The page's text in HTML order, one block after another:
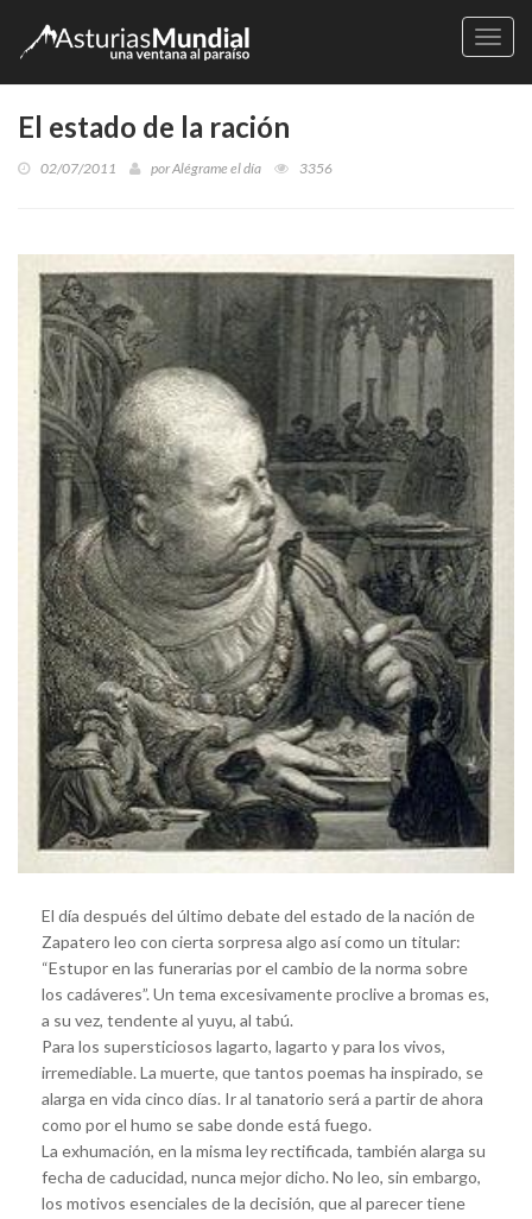
El estado de la ración
02/07/2011 porAlégrame el día 3356
El día después del último debate del estado de la nación de
Zapatero leo con cierta sorpresa algo así como un titular:
“Estupor en las funerarias por el cambio de la norma sobre
los cadáveres”. Un tema excesivamente proclive a bromas es,
a su vez, tendente al yuyu, al tabú.
Para los supersticiosos lagarto, lagarto y para los vivos,
irremediable. La muerte, que tantos poemas ha inspirado, se
alarga en vida cinco días. Ir al tanatorio será a partir de ahora
como por el humo se sabe donde está fuego.
La exhumación, en la misma ley rectificada, también alarga su
fecha de caducidad, nunca mejor dicho. No leo, sin embargo,
los motivos esenciales de la decisión, que al parecer tiene